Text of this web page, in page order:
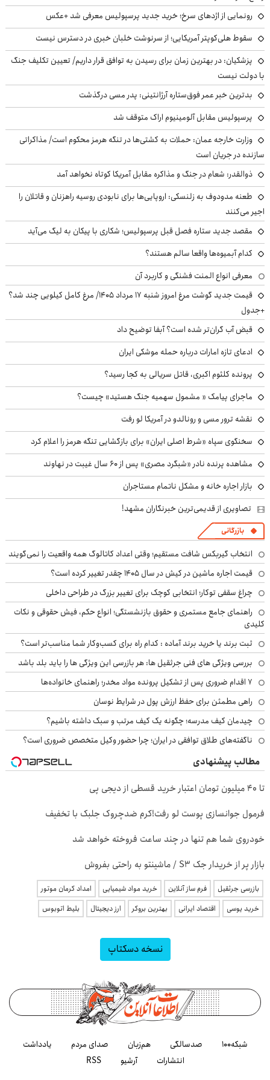
رونمایی از اژدهای سرخ؛ خرید جدید پرسپولیس معرفی شد +عکس
سقوط هلی‌کوپتر آمریکایی؛ از سرنوشت خلبان خبری در دسترس نیست
پزشکیان‌: در بهترین زمان برای رسیدن به توافق قرار داریم/ تعیین تکلیف جنگ
با دولت نیست
بدترین خبر عمر فوق‌ستاره آرژانتینی: پدر مسی درگذشت
پرسپولیس مقابل آلومینیوم اراک متوقف شد
وزارت خارجه عمان: حملات به کشتی‌ها در تنگه هرمز محکوم است/ مذاکراتی
سازنده در جریان است
ذوالقدر: شعام در جنگ و مذاکره مقابل آمریکا کوتاه نخواهد آمد
طعنه مدودوف به زلنسکی: اروپایی‌ها برای نابودی روسیه راهزنان و قاتلان را
اجیر می‌کنند
مقصد جدید ستاره فصل قبل پرسپولیس؛ شکاری با پیکان به لیگ می‌آید
کدام آبمیوه‌ها واقعا سالم هستند؟
معرفی انواع المنت فشنگی و کاربرد آن
قیمت جدید گوشت مرغ امروز شنبه ۱۷ مرداد ۱۴۰۵/ مرغ کامل کیلویی چند شد؟
+جدول
قبض آب گران‌تر شده است؟ آبفا توضیح داد
ادعای تازه امارات درباره حمله موشکی ایران
پرونده کلثوم اکبری، قاتل سریالی به کجا رسید؟
ماجرای پیامک « مشمول سهمیه جنگ هستید» چیست؟
نقشه ترور مسی و رونالدو در آمریکا لو رفت
سخنگوی سپاه «شرط اصلی ایران» برای بازگشایی تنگه هرمز را اعلام کرد
مشاهده پرنده نادر «شبگرد مصری» پس از ۶۰ سال غیبت در نهاوند
بازار اجاره خانه و مشکل ناتمام مستاجران
تصاویری از قدیمی‌ترین خبرنگاران مشهد!
بازرگانی
انتخاب گیربکس شافت مستقیم؛ وقتی اعداد کاتالوگ همه واقعیت را نمی‌گویند
قیمت اجاره ماشین در کیش در سال ۱۴۰۵ چقدر تغییر کرده است؟
چراغ سقفی توکار؛ انتخابی کوچک برای تغییر بزرگ در طراحی داخلی
راهنمای جامع مستمری و حقوق بازنشستگی؛ انواع حکم، فیش حقوقی و نکات
کلیدی
ثبت برند یا خرید برند آماده : کدام راه برای کسب‌وکار شما مناسب‌تر است؟
بررسی ویژگی های فنی جرثقیل ها: هر بازرسی این ویژگی ها را باید بلد باشد
۷ اقدام ضروری پس از تشکیل پرونده مواد مخدر؛ راهنمای خانواده‌ها
راهی مطمئن برای حفظ ارزش پول در شرایط نوسان
چیدمان کیف مدرسه؛ چگونه یک کیف مرتب و سبک داشته باشیم؟
ناگفته‌های طلاق توافقی در ایران؛ چرا حضور وکیل متخصص ضروری است؟
مطالب پیشنهادی
تا ۴۰ میلیون تومان اعتبار خرید قسطی از دیجی پی
فرمول جوانسازی پوست لو رفت!کرم ضدچروک جلبک با تخفیف
خودروی شما هم تنها در چند ساعت فروخته خواهد شد
بازار پر از خریدار جک S3 / ماشینتو به راحتی بفروش
بازرسی جرثقیل فرم ساز آنلاین خرید مواد شیمیایی
امداد کرمان موتور
خرید یوسی
اقتصاد ایرانی بهترین بروکر ارز دیجیتال بلیط اتوبوس
نسخه دسکتاپ
شبکه۱۰۰ صدسالگی هم‌زبان صدای مردم
یادداشت
انتشارات
آرشیو RSS